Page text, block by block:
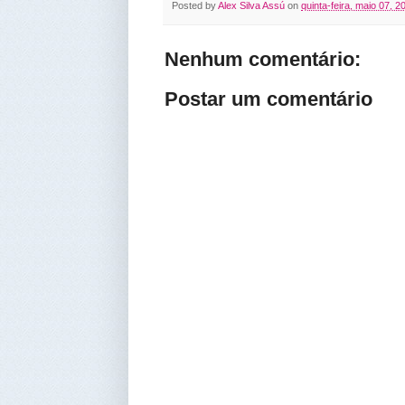
Posted byAlex Silva Assú on quinta-feira, maio 07,
Nenhum comentário:
Postar um comentário